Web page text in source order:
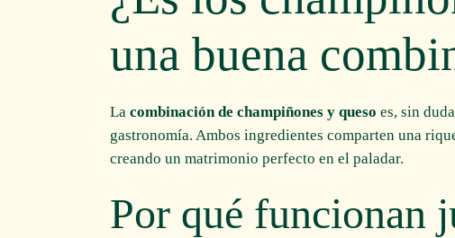
una buena
La combinación de champiñones y queso es, sin
gastronomía. Ambos ingredientes comparten una
creando un matrimonio perfecto en el paladar.
Por qué funcionan